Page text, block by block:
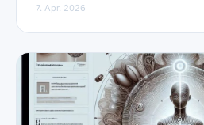
7. Apr. 2026